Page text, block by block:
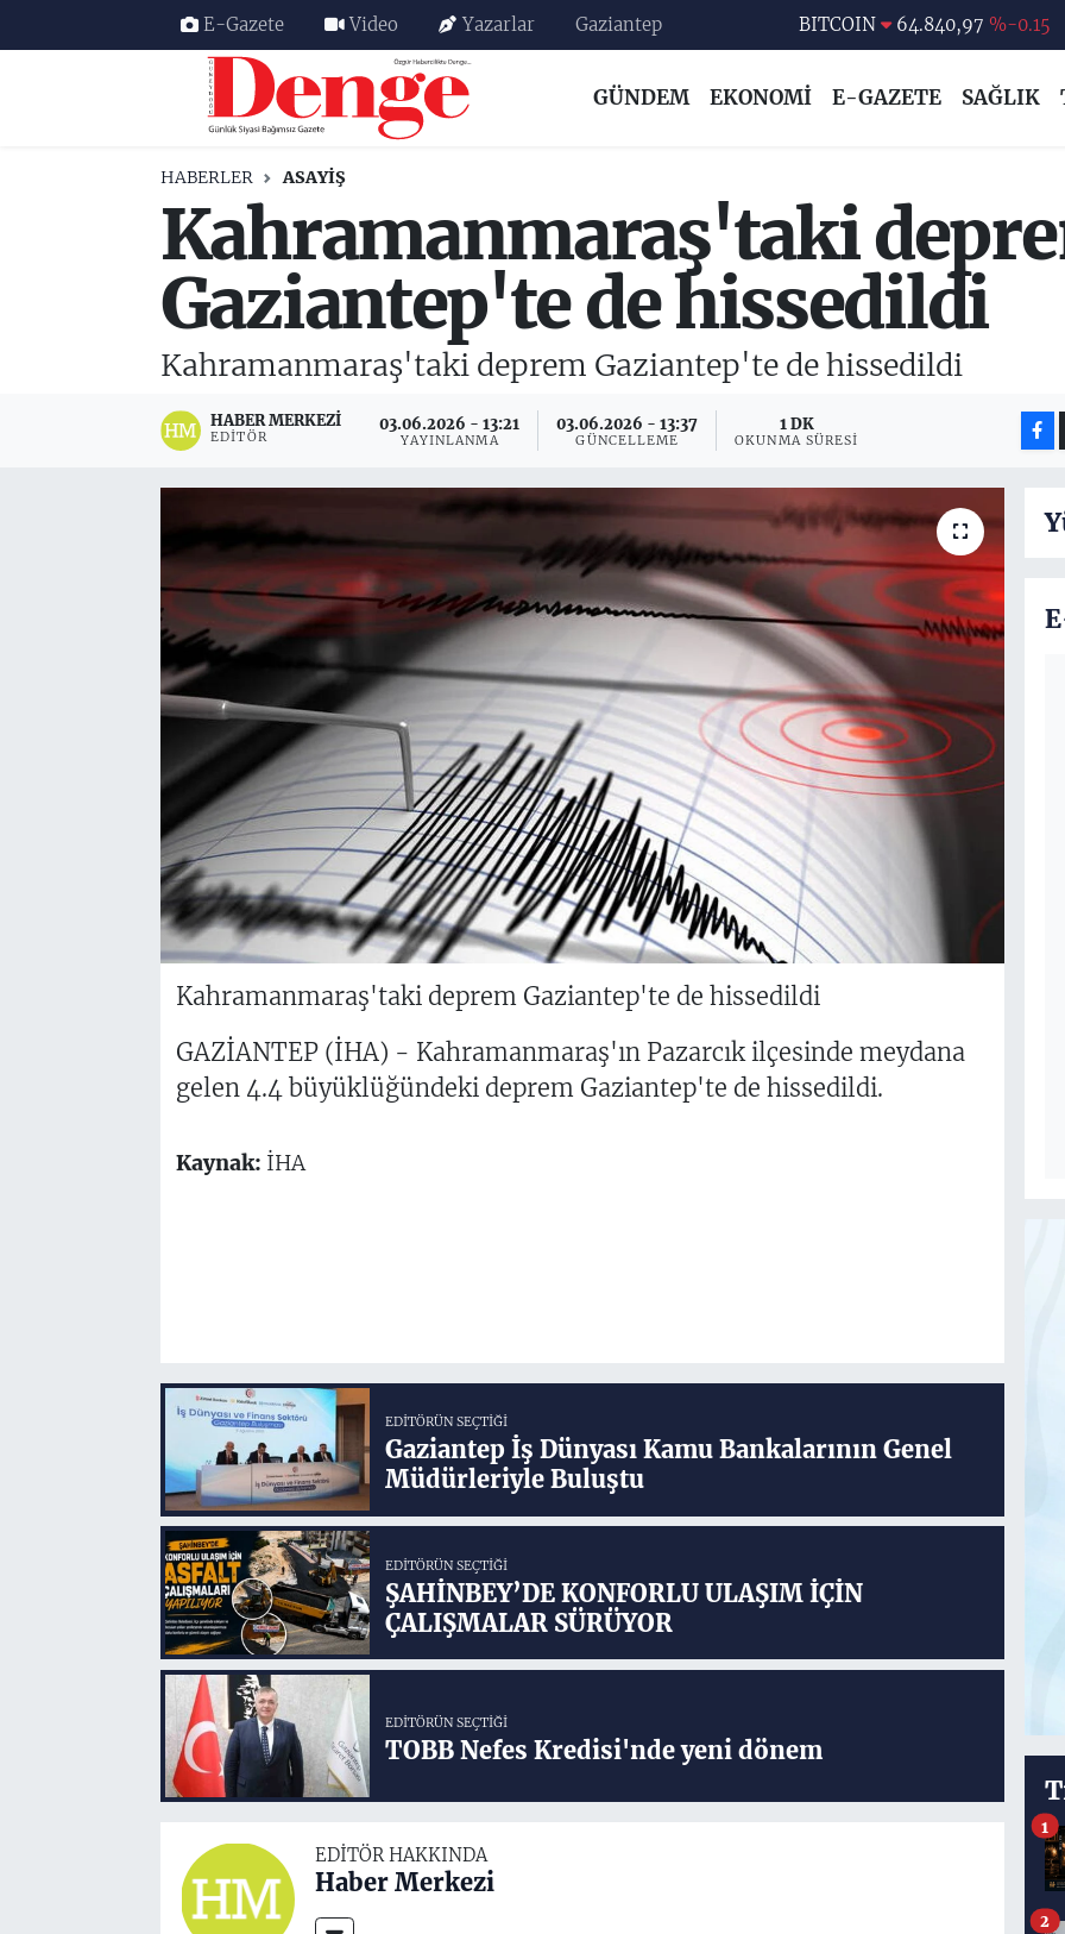
E-Gazete Video Yazarlar Gaziantep DOLAR 47,7436 %0.18
STERLİN
64,4811 %0.38
BITCOIN
64.840,97 %-0.15
GÜNDEM EKONOMİ E-GAZETE SAĞLIK
HABERLER ASAYIŞ
Kahramanmaraş'taki
Gaziantep'te de hissedildi
Kahramanmaraş'taki deprem Gaziantep'te de hissedildi
HABER MERKEZI
EDITÖR
03.06.2026 - 13:21
YAYINLANMA
03.06.2026 - 13:37
GÜNCELLEME
1 DK
OKUNMA SÜRESI
Kahramanmaraş'taki deprem Gaziantep'te de hissedildi
GAZİANTEP (İHA) - Kahramanmaraş'ın Pazarcık ilçesinde meydana
gelen 4.4 büyüklüğündeki deprem Gaziantep'te de hissedildi.
Kaynak: İHA
EDITÖRÜN SEÇTIĞI
Gaziantep İş Dünyası Kamu Bankalarının Genel
Müdürleriyle Buluştu
EDITÖRÜN SEÇTIĞI
ŞAHİNBEY’DE KONFORLU ULAŞIM İÇİN
ÇALIŞMALAR SÜRÜYOR
EDITÖRÜN SEÇTIĞI
TOBB Nefes Kredisi'nde yeni dönem
EDITÖR HAKKINDA
Haber Merkezi
1
2
Nöbetçi Eczaneler
Trafik Durumu
Süper Lig Puan Durumu ve Fikstür
Tüm Manşetler
Haber Arşivi